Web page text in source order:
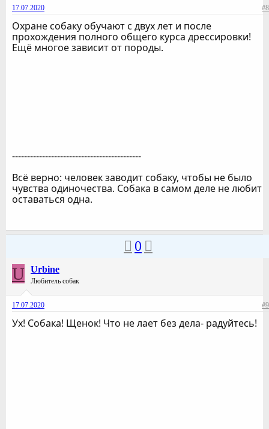
17.07.2020 #8
Охране собаку обучают с двух лет и после
прохождения полного общего курса дрессировки!
Ещё многое зависит от породы.
-------------------------------------------
Всё верно: человек заводит собаку, чтобы не было
чувства одиночества. Собака в самом деле не любит
оставаться одна.
0
U Urbine
Любитель собак
17.07.2020 #9
Ух! Собака! Щенок! Что не лает без дела- радуйтесь!